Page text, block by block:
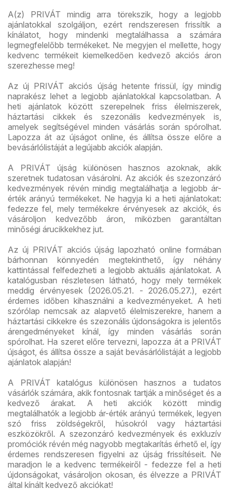
A(z) PRIVÁT mindig arra törekszik, hogy a legjobb
ajánlatokkal szolgáljon, ezért rendszeresen frissítik a
kínálatot, hogy mindenki megtalálhassa a számára
legmegfelelőbb termékeket. Ne megyjen el mellette, hogy
kedvenc termékeit kiemelkedően kedvező akciós áron
szerezhesse meg!
Az új PRIVÁT akciós újság hetente frissül, így mindig
naprakész lehet a legjobb ajánlatokkal kapcsolatban. A
heti ajánlatok között szerepelnek friss élelmiszerek,
háztartási cikkek és szezonális kedvezmények is,
amelyek segítségével minden vásárlás során spórolhat.
Lapozza át az újságot online, és állítsa össze előre a
bevásárlólistáját a legújabb akciók alapján.
A PRIVÁT újság különösen hasznos azoknak, akik
szeretnek tudatosan vásárolni. Az akciók és szezonzáró
kedvezmények révén mindig megtalálhatja a legjobb ár-
érték arányú termékeket. Ne hagyja ki a heti ajánlatokat:
fedezze fel, mely termékekre érvényesek az akciók, és
vásároljon kedvezőbb áron, miközben garantáltan
minőségi árucikkekhez jut.
Az új PRIVÁT akciós újság lapozható online formában
bárhonnan könnyedén megtekinthető, így néhány
kattintással felfedezheti a legjobb aktuális ajánlatokat. A
katalógusban részletesen látható, hogy mely termékek
meddig érvényesek (2026.05.21. - 2026.05.27.), ezért
érdemes időben kihasználni a kedvezményeket. A heti
szórólap nemcsak az alapvető élelmiszerekre, hanem a
háztartási cikkekre és szezonális újdonságokra is jelentős
árengedményeket kínál, így minden vásárlás során
spórolhat. Ha szeret előre tervezni, lapozza át a PRIVÁT
újságot, és állítsa össze a saját bevásárlólistáját a legjobb
ajánlatok alapján!
A PRIVÁT katalógus különösen hasznos a tudatos
vásárlók számára, akik fontosnak tartják a minőséget és a
kedvező árakat. A heti akciók között mindig
megtalálhatók a legjobb ár-érték arányú termékek, legyen
szó friss zöldségekről, húsokról vagy háztartási
eszközökről. A szezonzáró kedvezmények és exkluzív
promóciók révén még nagyobb megtakarítás érhető el, így
érdemes rendszeresen figyelni az újság frissítéseit. Ne
maradjon le a kedvenc termékeiről - fedezze fel a heti
újdonságokat, vásároljon okosan, és élvezze a PRIVÁT
által kínált kedvező akciókat!